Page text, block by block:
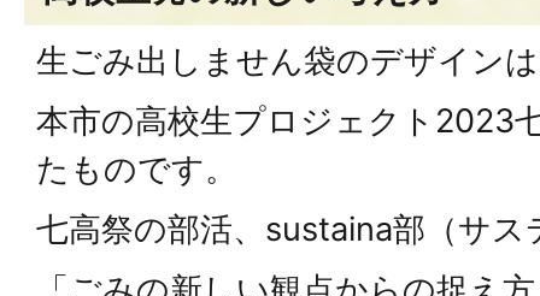
生ごみ出しません袋のデザイン
本市の高校生プロジェクト2023
たものです。
七高祭の部活、sustaina部（サス